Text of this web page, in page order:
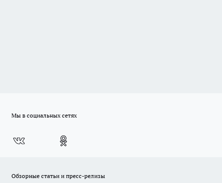
Мы в социальных сетях
Обзорные статьи и пресс-релизы